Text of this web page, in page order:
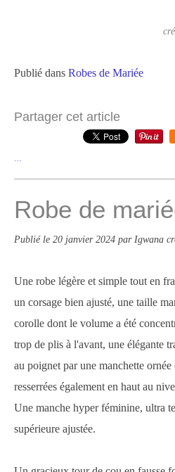
Publié dans Robes de Mariée
Partager cet article
Robe de
Publié le 20 janvier 2024 par Igwana
Une robe légère et simple tout en
un corsage bien ajusté, une taille
corolle dont le volume a été
trop de plis à l'avant, une élégante
au poignet par une manchette
resserrées également en haut au
Une manche hyper féminine, ultra
supérieure ajustée.